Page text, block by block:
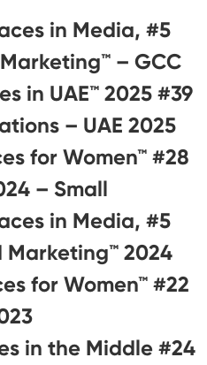
in Media,
– GCC
in UAE™ 2025
– UAE 2025
for Women™
– Small
in Media,
2024
for Women™
in the Middle